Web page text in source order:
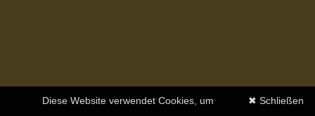
✖ Schließen
Diese Website verwendet Cookies, um